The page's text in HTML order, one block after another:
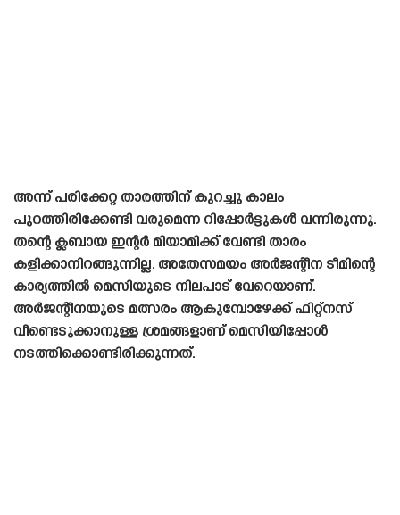
അന്ന് പരിക്കേറ്റ താരത്തിന് കുറച്ചു കാലം
പുറത്തിരിക്കേണ്ടി വരുമെന്ന റിപ്പോർട്ടുകൾ വന്നിരുന്നു.
തന്റെ ക്ലബായ ഇന്റർ മിയാമിക്ക് വേണ്ടി താരം
കളിക്കാനിറങ്ങുന്നില്ല. അതേസമയം അർജന്റീന ടീമിന്റെ
കാര്യത്തിൽ മെസിയുടെ നിലപാട് വേറെയാണ്.
അർജന്റീനയുടെ മത്സരം ആകുമ്പോഴേക്ക് ഫിറ്റ്നസ്
വീണ്ടെടുക്കാനുള്ള ശ്രമങ്ങളാണ് മെസിയിപ്പോൾ
നടത്തിക്കൊണ്ടിരിക്കുന്നത്.